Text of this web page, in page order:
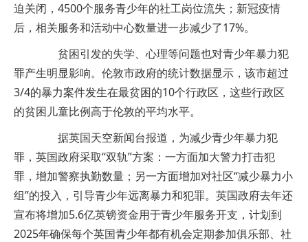
迫关闭，4500个服务青少年的社工岗位流失；新冠疫情
后，相关服务和活动中心数量进一步减少了17%。
贫困引发的失学、心理等问题也对青少年暴力犯
罪产生明显影响。伦敦市政府的统计数据显示，该市超过
3/4的暴力案件发生在最贫困的10个行政区，这些行政区
的贫困儿童比例高于伦敦的平均水平。
据英国天空新闻台报道，为减少青少年暴力犯
罪，英国政府采取“双轨”方案：一方面加大警力打击犯
罪，增加警察执勤数量；另一方面增加对社区“减少暴力小
组”的投入，引导青少年远离暴力和犯罪。英国政府去年还
宣布将增加5.6亿英镑资金用于青少年服务开支，计划到
2025年确保每个英国青少年都有机会定期参加俱乐部、社